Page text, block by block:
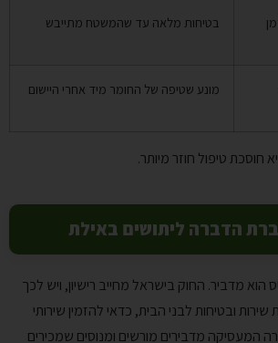
בטיחות מלאה עד שהמשטח מתייבש
מונע שטיפה של החומר מיד אחרי היישום
חוסכת טיפול חוזר מיותר.
הדברה ליתושים באילת
מדביר. החוק בישראל מחייב רישיון, ויש לכך
ובטיחות לבני הבית, כדאי להזמין שירותי
המעסיקה מדבירים מורשים ומנוסים שמכירים